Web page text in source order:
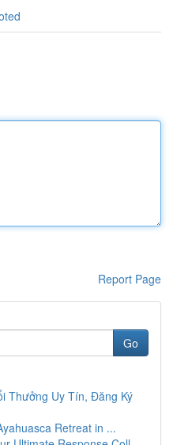
Report Page
Go
Thưởng Uy Tín, Đăng Ký
Retreat in ...